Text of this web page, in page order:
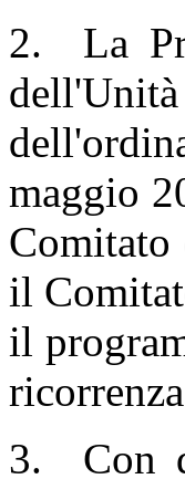
2. La
maggio
il
il
3. Con